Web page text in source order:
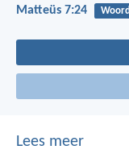
Matteüs 7:24
Lees meer